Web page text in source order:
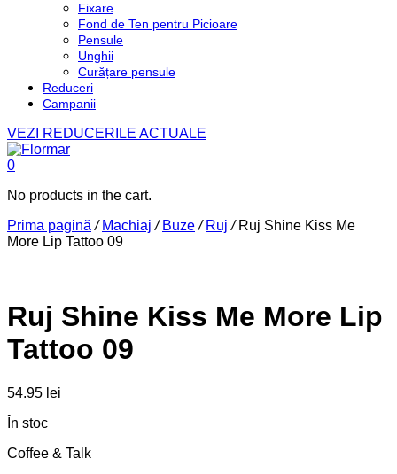
Fixare
Fond de Ten pentru Picioare
Pensule
Unghii
Curățare pensule
Reduceri
Campanii
VEZI REDUCERILE ACTUALE
0
No products in the cart.
Prima pagină / Machiaj / Buze/ Ruj / Ruj Shine Kiss Me
More Lip Tattoo 09
Ruj Shine Kiss Me More Lip
Tattoo 09
54.95 lei
În stoc
Coffee & Talk